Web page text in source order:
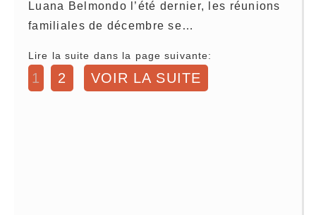
Luana Belmondo l’été dernier, les réunions
familiales de décembre se…
Lire la suite dans la page suivante:
1 2 VOIR LA SUITE